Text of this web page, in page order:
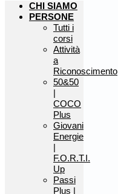
CHI SIAMO
PERSONE
Tutti i
corsi
Attività
a
Riconoscimento
50&50
|
COCO
Plus
Giovani
Energie
|
F.O.R.T.I.
Up
Passi
Plus |